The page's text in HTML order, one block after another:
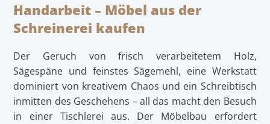
Handarbeit – Möbel aus der
Schreinerei kaufen
Der Geruch von frisch verarbeitetem Holz,
Sägespäne und feinstes Sägemehl, eine Werkstatt
dominiert von kreativem Chaos und ein Schreibtisch
inmitten des Geschehens – all das macht den Besuch
in einer Tischlerei aus. Der Möbelbau erfordert